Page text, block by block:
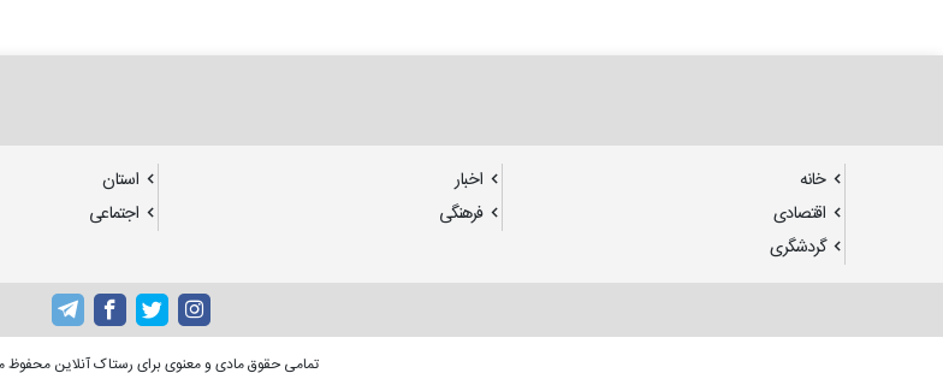
خانه اخبار استان
اقتصادی
فرهنگی اجتماعی
گردشگری
تمامی حقوق مادی و معنوی برای رستاک آنلاین محفوظ